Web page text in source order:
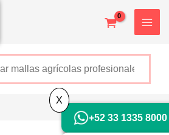
+52 800 726 2552
+52 33 1335 8000
X